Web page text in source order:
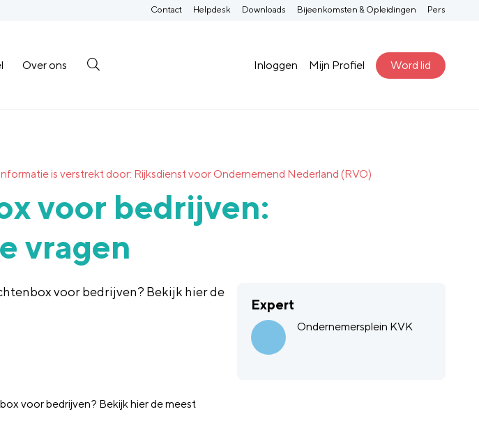
Over ons Inloggen Mijn Profiel Word lid
Contact Helpdesk Downloads Bijeenkomsten & Opleidingen Pers
is verstrekt door: Rijksdienst voor Ondernemend Nederland (RVO)
voor bedrijven:
vragen
voor bedrijven? Bekijk hier de
Expert
Ondernemersplein KVK
voor bedrijven? Bekijk hier de meest